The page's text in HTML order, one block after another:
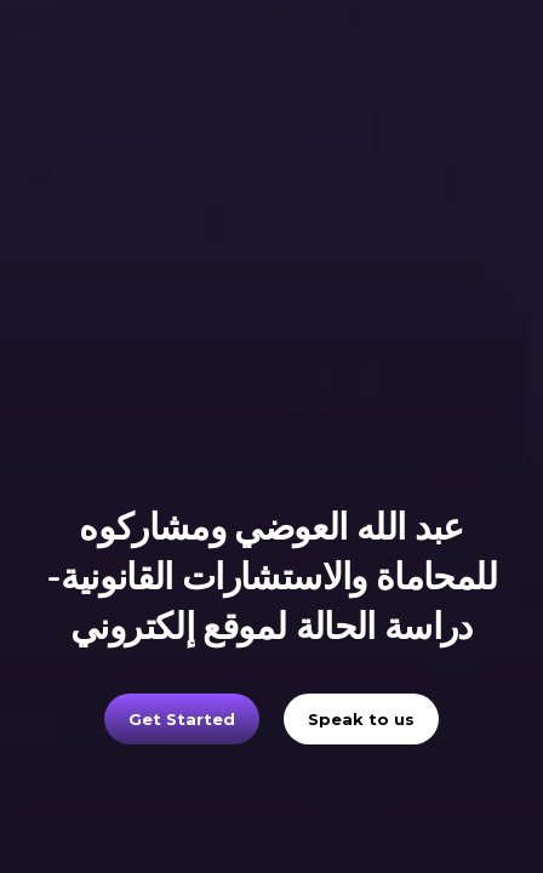
عبد الله العوضي ومشاركوه
للمحاماة والاستشارات القانونية-
دراسة الحالة لموقع إلكتروني
Speak to us
Get Started